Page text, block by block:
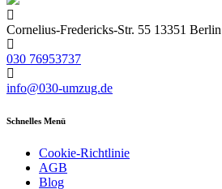
Cornelius-Fredericks-Str. 55 13351 Berlin
030 76953737
info@030-umzug.de
Schnelles Menü
Cookie-Richtlinie
AGB
Blog